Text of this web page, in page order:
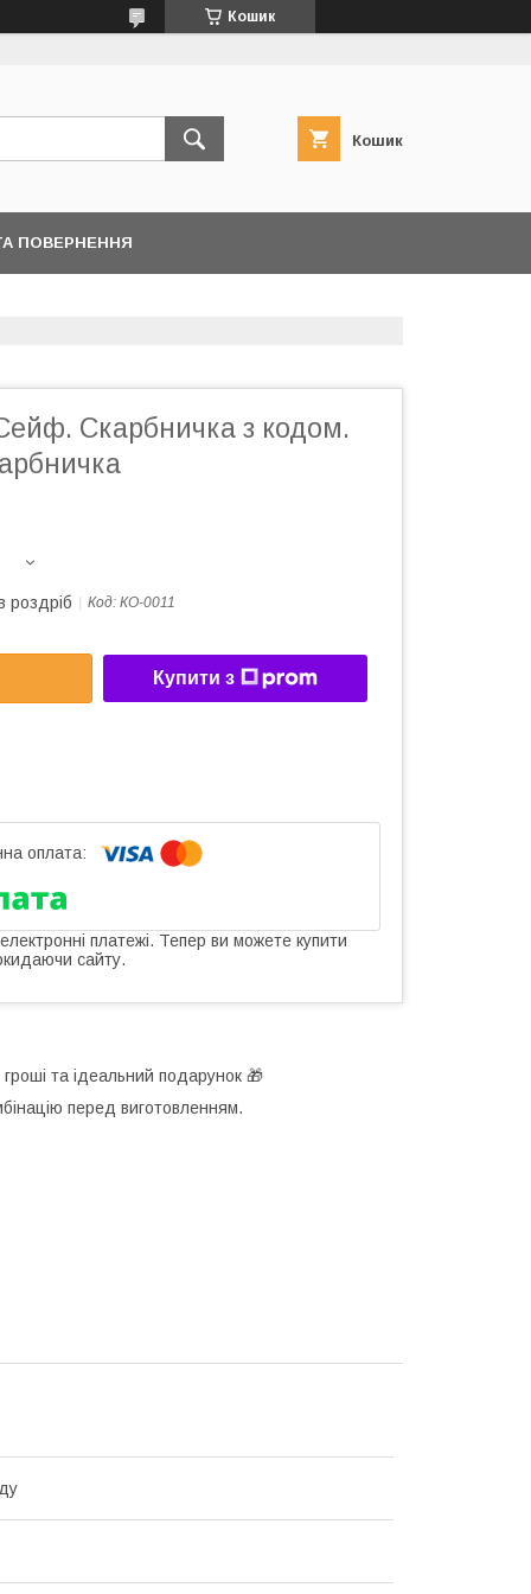
Кошик
Кошик
ПОВЕРНЕННЯ
Скарбничка з кодом.
роздріб Код: КО-0011
Купити з
платежі. Тепер ви можете купити
сайту.
та ідеальний подарунок 🎁
перед виготовленням.